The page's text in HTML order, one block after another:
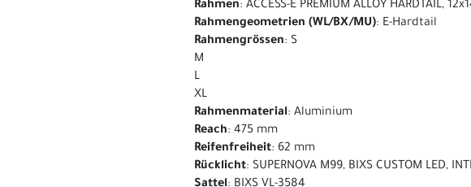
Rahmen: ACCESS-E PREMIUM ALLOY HARDTAIL,
Rahmengeometrien (WL/BX/MU): E-Hardtail
Rahmengrössen: S
M
L
XL
Rahmenmaterial: Aluminium
Reach: 475 mm
Reifenfreiheit: 62 mm
Rücklicht: SUPERNOVA M99, BIXS CUSTOM LED,